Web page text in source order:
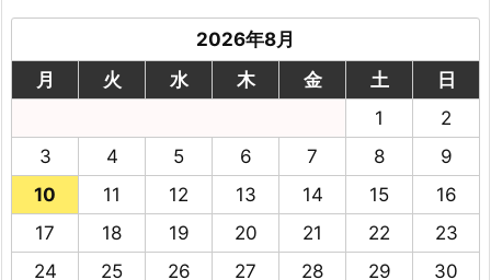
2026年8月
月
火 水 木 金 土
日
1
2
3
4 5 6 7 8
9
10
11 12 13 14 15
16
17
18 19 20 21 22
23
24
25 26 27 28 29
30